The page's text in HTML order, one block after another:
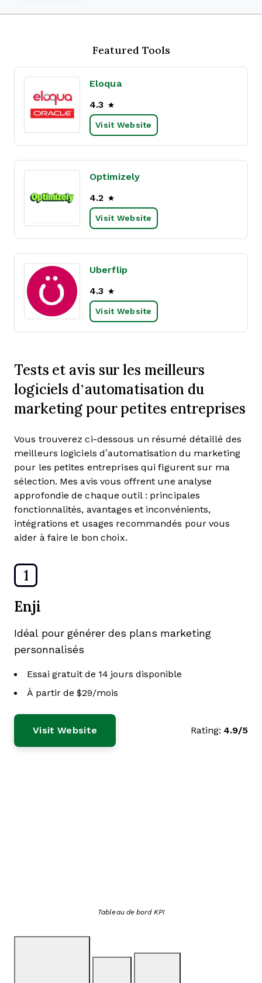
Featured Tools
Eloqua
4.3
Visit Website
Optimizely
4.2
Visit Website
Uberflip
4.3
Visit Website
Tests et avis sur les meilleurs
logiciels d’automatisation du
marketing pour petites entreprises
Vous trouverez ci-dessous un résumé détaillé des
meilleurs logiciels d’automatisation du marketing
pour les petites entreprises qui figurent sur ma
sélection. Mes avis vous offrent une analyse
approfondie de chaque outil : principales
fonctionnalités, avantages et inconvénients,
intégrations et usages recommandés pour vous
aider à faire le bon choix.
1
Enji
Idéal pour générer des plans marketing
personnalisés
Essai gratuit de 14 jours disponible
À partir de $29/mois
Visit Website Rating: 4.9/5
Tableau de bord KPI